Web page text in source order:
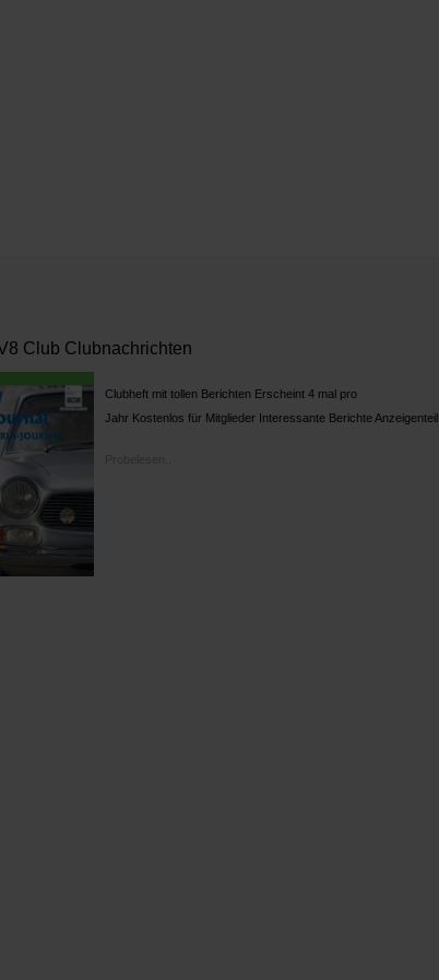
Club Clubnachrichten
Clubheft mit tollen Berichten Erscheint 4 mal pro
Jahr Kostenlos für Mitglieder Interessante Berichte Anzeigenteil.